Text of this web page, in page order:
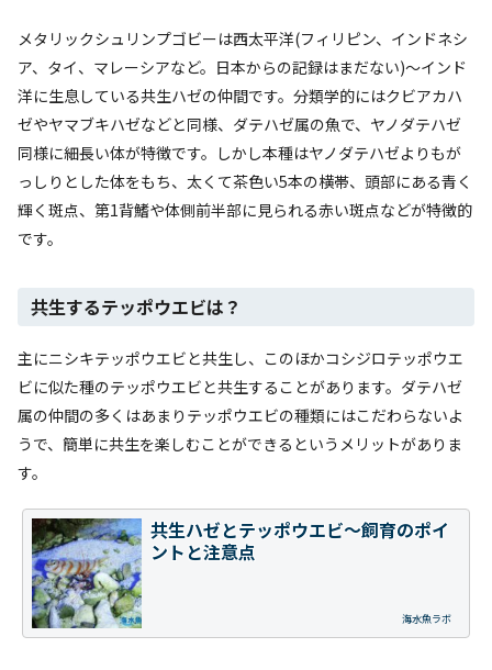
メタリックシュリンプゴビーは西太平洋(フィリピン、インドネシ
ア、タイ、マレーシアなど。日本からの記録はまだない)～インド
洋に生息している共生ハゼの仲間です。分類学的にはクビアカハ
ゼやヤマブキハゼなどと同様、ダテハゼ属の魚で、ヤノダテハゼ
同様に細長い体が特徴です。しかし本種はヤノダテハゼよりもが
っしりとした体をもち、太くて茶色い5本の横帯、頭部にある青く
輝く斑点、第1背鰭や体側前半部に見られる赤い斑点などが特徴的
です。
共生するテッポウエビは？
主にニシキテッポウエビと共生し、このほかコシジロテッポウエ
ビに似た種のテッポウエビと共生することがあります。ダテハゼ
属の仲間の多くはあまりテッポウエビの種類にはこだわらないよ
うで、簡単に共生を楽しむことができるというメリットがありま
す。
海水魚ラボ
共生ハゼとテッポウエビ～飼育のポイ
ントと注意点